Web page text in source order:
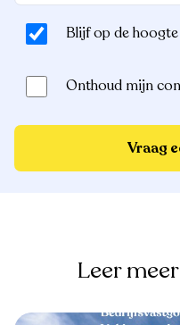
Blijf op de
Onthoud mijn
Vraag
Leer